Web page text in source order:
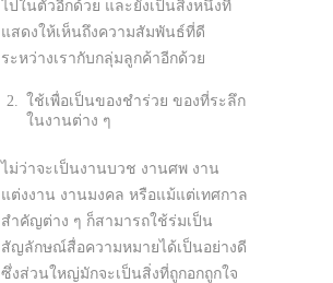
ไปในตัวอีกด้วย และยังเป็นสิ่งหนึ่งที่
แสดงให้เห็นถึงความสัมพันธ์ที่ดี
ระหว่างเรากับกลุ่มลูกค้าอีกด้วย
ใช้เพื่อเป็นของชำร่วย ของที่ระลึก
ในงานต่าง ๆ
ไม่ว่าจะเป็นงานบวช งานศพ งาน
แต่งงาน งานมงคล หรือแม้แต่เทศกาล
สำคัญต่าง ๆ ก็สามารถใช้ร่มเป็น
สัญลักษณ์สื่อความหมายได้เป็นอย่างดี
ซึ่งส่วนใหญ่มักจะเป็นสิ่งที่ถูกอกถูกใจ